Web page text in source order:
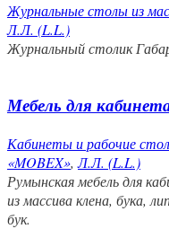
Журнальные столы из
Л.Л. (L.L.)
Журнальный столик
Мебель для
Кабинеты и рабочие
«MOBEX»,Л.Л. (L.L.)
Румынская мебель для
из массива клена, бука,
бук.